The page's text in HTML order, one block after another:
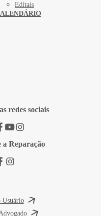
Editais
redes sociais
a Reparação
Usuário